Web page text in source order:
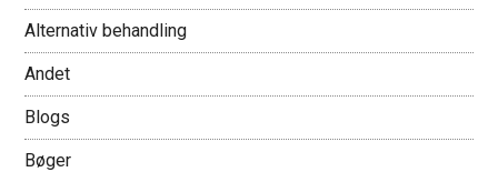
Alternativ behandling
Andet
Blogs
Bøger